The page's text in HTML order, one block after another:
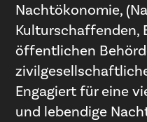
Nachtökonomie,
Kulturschaffenden,
öffentlichen
Engagiert für eine
und lebendige